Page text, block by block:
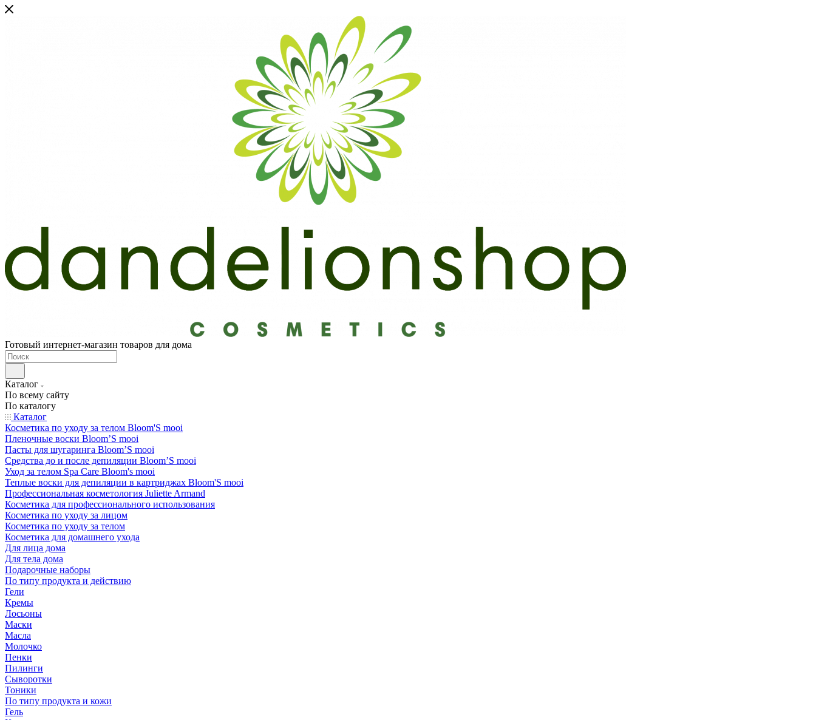
Готовый интернет-магазин товаров для дома
Каталог
По всему сайту
По каталогу
Каталог
Косметика по уходу за телом Bloom'S mooi
Пленочные воски Bloom’S mooi
Пасты для шугаринга Bloom’S mooi
Средства до и после депиляции Bloom’S mooi
Уход за телом Spa Care Bloom's mooi
Теплые воски для депиляции в картриджах Bloom'S mooi
Профессиональная косметология Juliette Armand
Косметика для профессионального использования
Косметика по уходу за лицом
Косметика по уходу за телом
Косметика для домашнего ухода
Для лица дома
Для тела дома
Подарочные наборы
По типу продукта и действию
Гели
Кремы
Лосьоны
Маски
Масла
Молочко
Пенки
Пилинги
Сыворотки
Тоники
По типу продукта и кожи
Гель